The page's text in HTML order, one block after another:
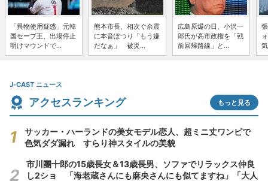
「異物使用疑惑」元韓
国セーブ王、出場停止
明けマウンドで...
熊本市長、相次ぐ余震
に本音ぽつり「もう嫌
だなぁ」 被災...
広島原爆の日、小沢一
郎氏が高市政権を「戦
前回帰路線」と...
J-CAST ニュース
アクセスランキング もっと見る
サッカー・ハーランドの美女モデル恋人、超ミニ丈ワンピで
色気ダダ漏れ すらり神スタイルの美貌
市川團十郎の15歳長女＆13歳長男、ソファでリラックス仲良
し2ショ 「海老蔵さんにも麻央さんにも似てますね」「大人